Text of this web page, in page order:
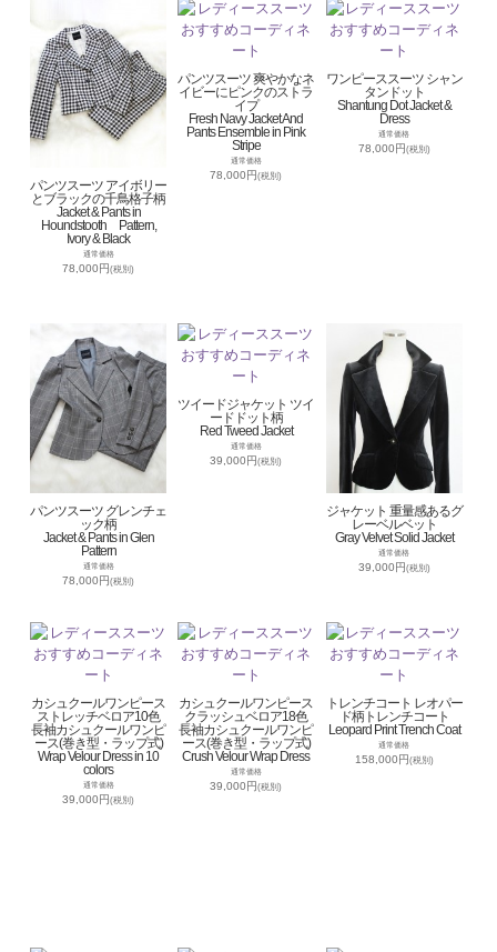
パンツスーツ アイボリー
とブラックの千鳥格子柄
Jacket & Pants in
Houndstooth Pattern,
Ivory & Black
通常価格
78,000円(税別)
パンツスーツ 爽やかなネ
イビーにピンクのストラ
イプ
Fresh Navy Jacket And
Pants Ensemble in Pink
Stripe
通常価格
78,000円(税別)
ワンピーススーツ シャン
タンドット
Shantung Dot Jacket &
Dress
通常価格
78,000円(税別)
パンツスーツ グレンチェ
ック柄
Jacket & Pants in Glen
Pattern
通常価格
78,000円(税別)
ツイードジャケット ツイ
ードドット柄
Red Tweed Jacket
通常価格
39,000円(税別)
ジャケット 重量感あるグ
レーベルベット
Gray Velvet Solid Jacket
通常価格
39,000円(税別)
カシュクールワンピース
ストレッチベロア10色
長袖カシュクールワンピ
ース(巻き型・ラップ式)
Wrap Velour Dress in 10
colors
通常価格
39,000円(税別)
カシュクールワンピース
クラッシュベロア18色
長袖カシュクールワンピ
ース(巻き型・ラップ式)
Crush Velour Wrap Dress
通常価格
39,000円(税別)
トレンチコート レオパー
ド柄トレンチコート
Leopard Print Trench Coat
通常価格
158,000円(税別)